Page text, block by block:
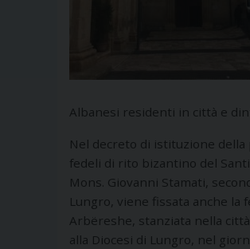
Albanesi residenti in città e
Nel decreto di istituzione della
fedeli di rito bizantino del
Mons. Giovanni Stamati,
Lungro, viene fissata anche la
Arbëreshe, stanziata nella
alla Diocesi di Lungro, nel